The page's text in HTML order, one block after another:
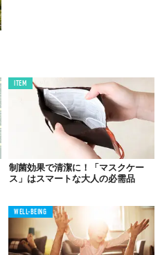
ITEM
制菌効果で清潔に！「マスクケー
ス」はスマートな大人の必需品
WELL-BEING